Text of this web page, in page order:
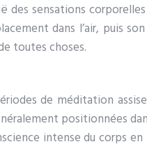
sensations
dans l’air, puis
toutes choses.
de méditation
positionnées
intense du corps en